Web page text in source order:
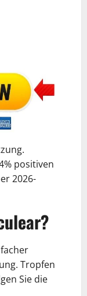
positiven
2026-
Tropfen
Sie die